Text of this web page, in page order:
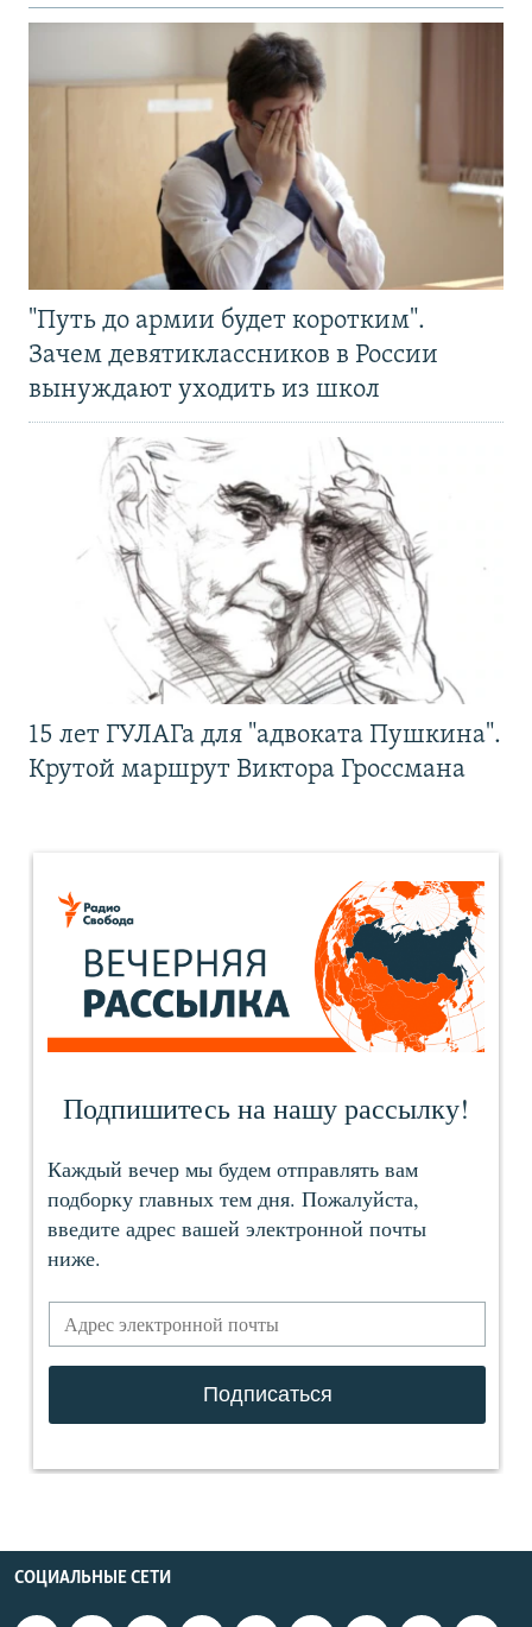
"Путь до армии будет коротким".
Зачем девятиклассников в России
вынуждают уходить из школ
15 лет ГУЛАГа для "адвоката Пушкина".
Крутой маршрут Виктора Гроссмана
СОЦИАЛЬНЫЕ СЕТИ